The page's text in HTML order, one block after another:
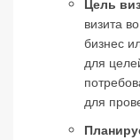
Цель
визита
бизнес
для
для